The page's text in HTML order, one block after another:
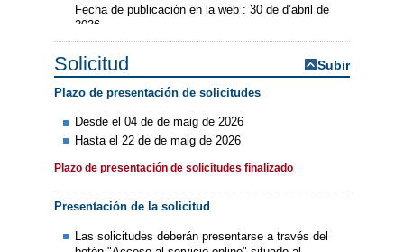
Fecha de publicación en la web : 30 de d’abril de
2026
Solicitud Subir
Plazo de presentación de solicitudes
Desde el 04 de de maig de 2026
Hasta el 22 de de maig de 2026
Plazo de presentación de solicitudes finalizado
Presentación de la solicitud
Las solicitudes deberán presentarse a través del